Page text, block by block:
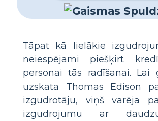
Tāpat kā lielākie
neiespējami piešķirt
personai tās radīšanai. Lai
uzskata Thomas Edison
izgudrotāju, viņš varēja
izgudrojumu ar